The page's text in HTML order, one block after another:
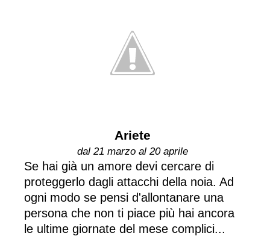
Ariete
dal 21 marzo al 20 aprile
Se hai già un amore devi cercare di
proteggerlo dagli attacchi della noia. Ad
ogni modo se pensi d'allontanare una
persona che non ti piace più hai ancora
le ultime giornate del mese complici...